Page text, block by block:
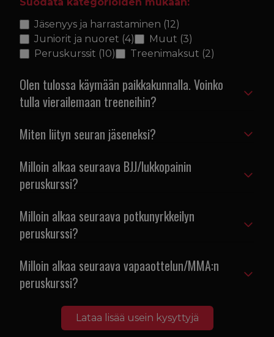
Jäsenyys ja harrastaminen (12)
Juniorit ja nuoret (4) Muut (3)
Peruskurssit (10) Treenimaksut (2)
Olen tulossa käymään paikkakunnalla. Voinko
tulla vierailemaan treeneihin?
Miten liityn seuran jäseneksi?
Milloin alkaa seuraava BJJ/lukkopainin
peruskurssi?
Milloin alkaa seuraava potkunyrkkeilyn
peruskurssi?
Milloin alkaa seuraava vapaaottelun/MMA:n
peruskurssi?
Lataa lisää usein kysyttyjä